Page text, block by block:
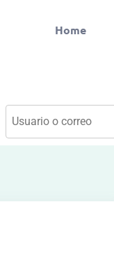
Home